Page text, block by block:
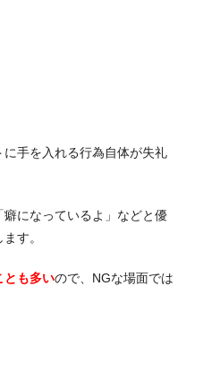
手を入れる行為自体が失礼
になっているよ」などと優
す。
とも多いので、NGな場面では